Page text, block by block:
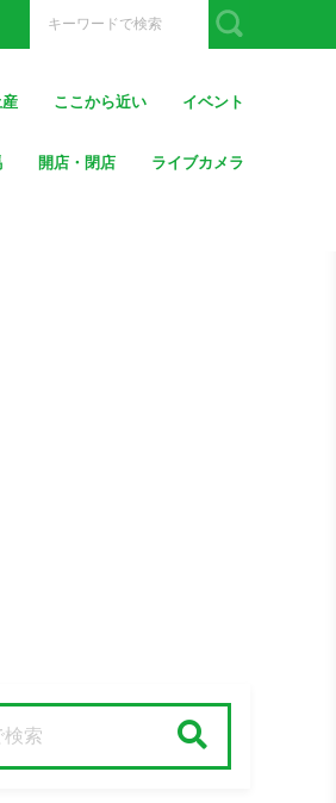
ここから近い イベント
開店・閉店 ライブカメラ